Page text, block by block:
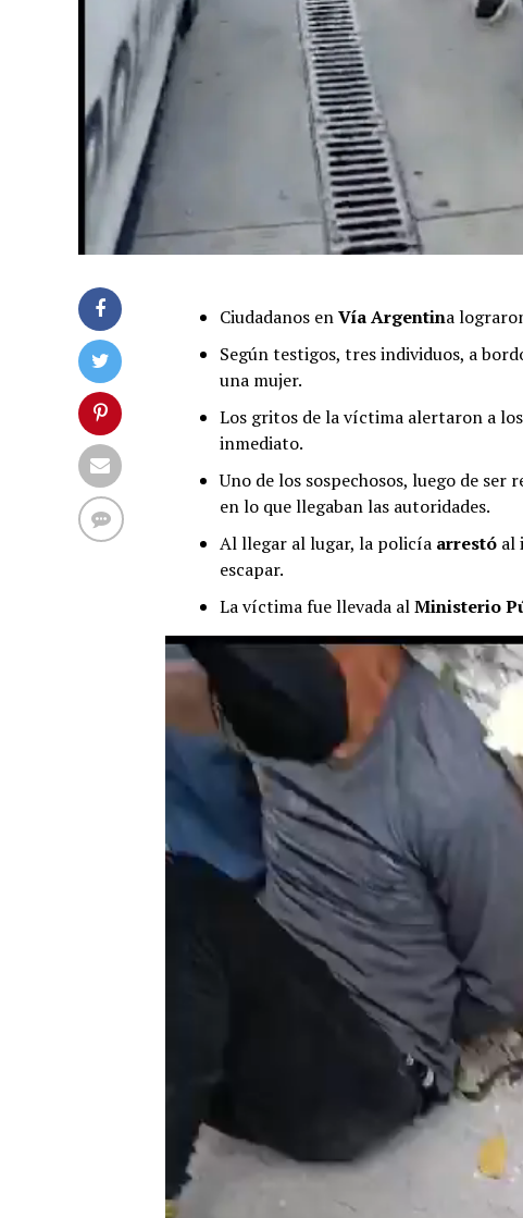
Ciudadanos enVía Argentina
Según testigos, tres individuos, a
una mujer.
Los gritos de la víctima alertaron a
inmediato.
Uno de los sospechosos, luego de
en lo que llegaban las autoridades.
Al llegar al lugar, la policía arrestó al
escapar.
La víctima fue llevada alMinisterio